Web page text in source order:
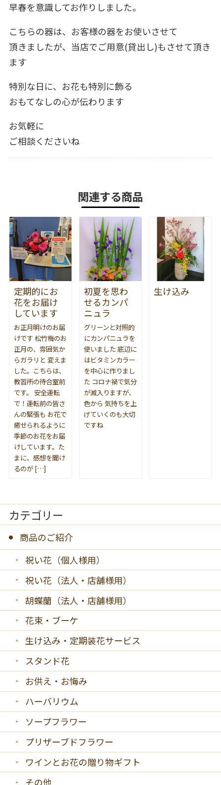
早春を意識してお作りしました。
こちらの器は、お客様の器をお使いさせて
頂きましたが、当店でご用意(貸出し)もさせて頂き
ます
特別な日に、お花も特別に飾る
おもてなしの心が伝わります
お気軽に
ご相談くださいね
関連する商品
定期的にお
花をお届け
しています
お正月明けのお届
けです 松竹梅のお
正月の、雰囲気か
らガラリと 変えま
した。こちらは、
教習所の待合室前
です。 安全運転
で！運転前の皆さ
んの緊張も お花で
癒せられるように
季節のお花をお届
けしています。た
まに、感想を聞け
るのが […]
初夏を思わ
せるカンパ
ニュラ
グリーンと対照的
にカンパニュラを
使いました 底辺に
はビタミンカラー
を中心に作りまし
た コロナ禍で気分
が滅入りますが、
色から 気持ちを上
げていくのも大切
ですね
生け込み
カテゴリー
商品のご紹介
祝い花（個人様用）
祝い花（法人・店舗様用）
胡蝶蘭（法人・店舗様用）
花束・ブーケ
生け込み・定期装花サービス
スタンド花
お供え・お悔み
ハーバリウム
ソープフラワー
プリザーブドフラワー
ワインとお花の贈り物ギフト
その他